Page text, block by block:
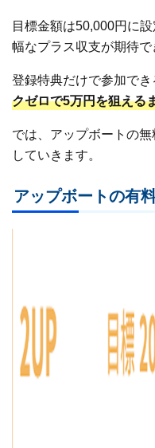
目標金額は50,000円に
幅なプラス収支が期待で
登録特典だけで参加で
クゼロで5万円を狙える
では、アップボートの
していきます。
アップボートの有